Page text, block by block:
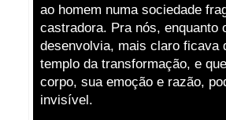
ao homem numa sociedade
castradora. Pra nós, enquanto
desenvolvia, mais claro ficava
templo da transformação, e
corpo, sua emoção e razão,
invisível.